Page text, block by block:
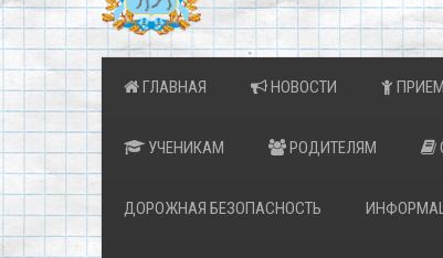
ГЛАВНАЯ НОВОСТИ
УЧЕНИКАМ РОДИТЕЛЯМ
ДОРОЖНАЯ БЕЗОПАСНОСТЬ